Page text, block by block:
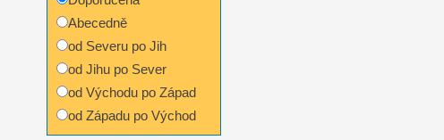
Abecedně
od Severu po Jih
od Jihu po Sever
od Východu po Západ
od Západu po Východ